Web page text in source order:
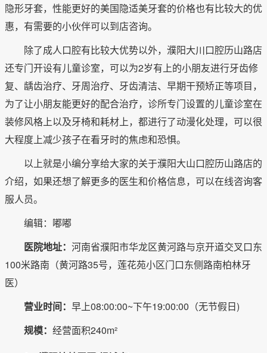
隐形牙套，性能更好的美国隐适美牙套的价格也有比较大的优
惠，有需要的小伙伴可以到店咨询。
除了成人口腔有比较大优势以外，濮阳大川口腔历山路店
还专门开设有儿童诊室，可以为2岁有上的小朋友进行牙齿修
复、龋齿治疗、牙周治疗、牙齿清洁、早期干预矫正等项目，
为了让小朋友能更好的配合治疗，诊所专门设置的儿童诊室在
装修风格上以及牙椅和耗材上，都进行了动漫化处理，可以很
大程度上减少孩子在看牙时的焦虑和恐惧。
以上就是小编分享给大家的关于濮阳大山口腔历山路店的
介绍，如果还想了解更多的医生和价格信息，可以在线咨询客
服人员。
编辑：嘟嘟
医院地址： 河南省濮阳市华龙区黄河路与京开道交叉口东
100米路南（黄河路35号，莲花苑小区门口东侧路南柏林牙
医）
营业时间： 早上08:00:00~下午19:00:00（无节假日)
规模： 经营面积240m²